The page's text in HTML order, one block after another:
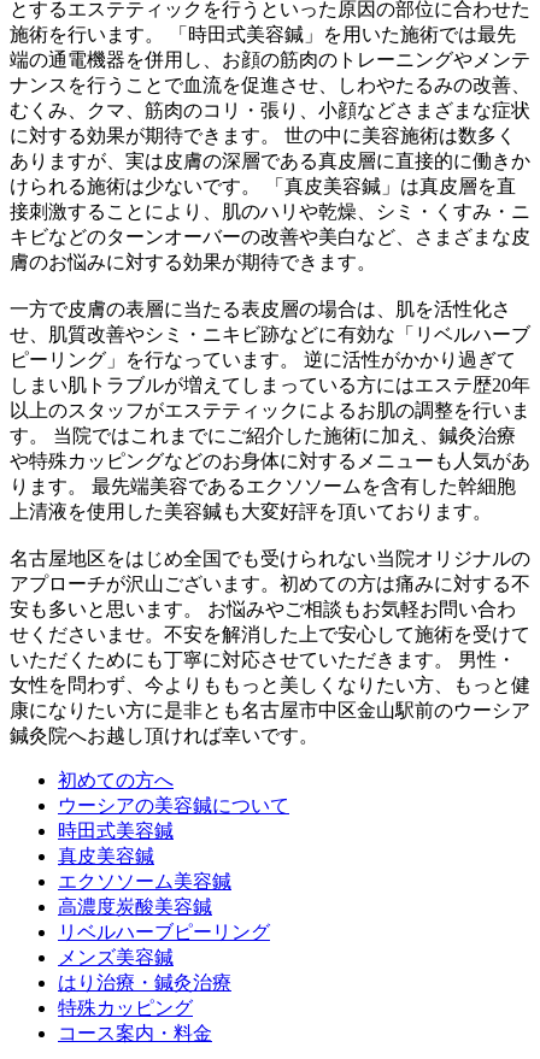
とするエステティックを行うといった原因の部位に合わせた
施術を行います。 「時田式美容鍼」を用いた施術では最先
端の通電機器を併用し、お顔の筋肉のトレーニングやメンテ
ナンスを行うことで血流を促進させ、しわやたるみの改善、
むくみ、クマ、筋肉のコリ・張り、小顔などさまざまな症状
に対する効果が期待できます。 世の中に美容施術は数多く
ありますが、実は皮膚の深層である真皮層に直接的に働きか
けられる施術は少ないです。 「真皮美容鍼」は真皮層を直
接刺激することにより、肌のハリや乾燥、シミ・くすみ・ニ
キビなどのターンオーバーの改善や美白など、さまざまな皮
膚のお悩みに対する効果が期待できます。
一方で皮膚の表層に当たる表皮層の場合は、肌を活性化さ
せ、肌質改善やシミ・ニキビ跡などに有効な「リベルハーブ
ピーリング」を行なっています。 逆に活性がかかり過ぎて
しまい肌トラブルが増えてしまっている方にはエステ歴20年
以上のスタッフがエステティックによるお肌の調整を行いま
す。 当院ではこれまでにご紹介した施術に加え、鍼灸治療
や特殊カッピングなどのお身体に対するメニューも人気があ
ります。 最先端美容であるエクソソームを含有した幹細胞
上清液を使用した美容鍼も大変好評を頂いております。
名古屋地区をはじめ全国でも受けられない当院オリジナルの
アプローチが沢山ございます。初めての方は痛みに対する不
安も多いと思います。 お悩みやご相談もお気軽お問い合わ
せくださいませ。不安を解消した上で安心して施術を受けて
いただくためにも丁寧に対応させていただきます。 男性・
女性を問わず、今よりももっと美しくなりたい方、もっと健
康になりたい方に是非とも名古屋市中区金山駅前のウーシア
鍼灸院へお越し頂ければ幸いです。
初めての方へ
ウーシアの美容鍼について
時田式美容鍼
真皮美容鍼
エクソソーム美容鍼
高濃度炭酸美容鍼
リベルハーブピーリング
メンズ美容鍼
はり治療・鍼灸治療
特殊カッピング
コース案内・料金